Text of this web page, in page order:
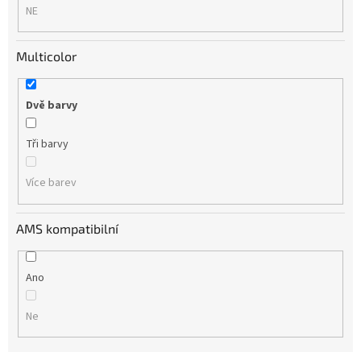
NE
Multicolor
Dvě barvy
Tři barvy
Více barev
AMS kompatibilní
Ano
Ne